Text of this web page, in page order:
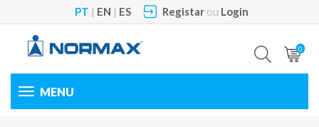
PT | EN | ES Registarou Login
0
Toggle